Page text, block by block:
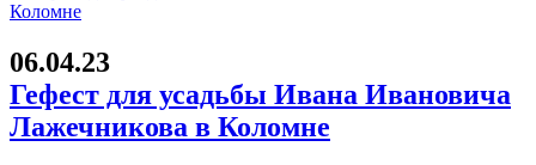
06.04.23
Гефест для усадьбы Ивана Ивановича
Лажечникова в Коломне